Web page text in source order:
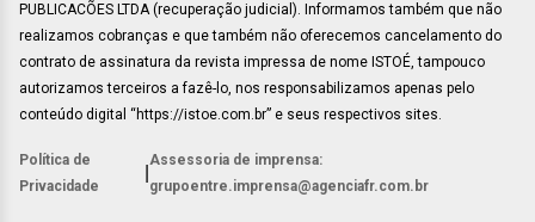
PUBLICACÕES LTDA (recuperação judicial). Informamos também que não
realizamos cobranças e que também não oferecemos cancelamento do
contrato de assinatura da revista impressa de nome ISTOÉ, tampouco
autorizamos terceiros a fazê-lo, nos responsabilizamos apenas pelo
conteúdo digital “https://istoe.com.br” e seus respectivos sites.
Política de
Privacidade
Assessoria de imprensa:
grupoentre.imprensa@agenciafr.com.br